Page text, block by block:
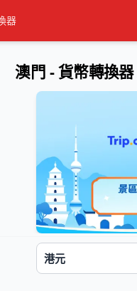
器
澳門 - 貨幣轉換器